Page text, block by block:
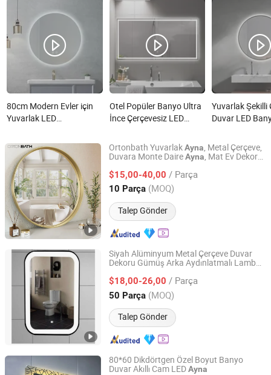
80cm Modern Evler için
Yuvarlak LED
Aynası nedir?
Otel Popüler Banyo Ultra
İnce Çerçevesiz LED
Mobilya Anti-Buhar
Makyaj Aynası Işıklı
Yuvarlak Şekilli
Duvar LED
Ortonbath YuvarlakAyna, Metal Çerçeve,
Duvara Monte DaireAyna, Mat Ev Dekor
$15,00-40,00 / Parça
10 Parça (MOQ)
Talep Gönder
Hangzhou Orton Bathroom Co., Ltd.
Zhejiang, China Fiyat 2018
Siyah Alüminyum Metal Çerçeve Duvar
Dekoru Gümüş Arka Aydınlatmalı Lamba
AkıllıAyna
$18,00-26,00 / Parça
50 Parça (MOQ)
Talep Gönder
Hangzhou Tianlang Sanitary Ware Co., Ltd.
Zhejiang, China Fiyat 2010
80*60 Dikdörtgen Özel Boyut Banyo
Duvar Akıllı Cam LEDAyna